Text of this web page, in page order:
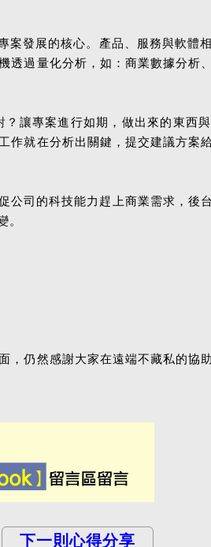
發展的核心。產品、服務與軟體
過量化分析，如：商業數據分析
讓專案進行如期，做出來的東西
就在分析出關鍵，提交建議方案
司的科技能力趕上商業需求，後
。
仍然感謝大家在遠端不藏私的協
下一則心得分享